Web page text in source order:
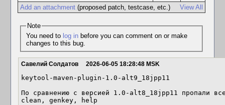
View All
Add an attachment(proposed patch, testcase, etc.)
Note
You need to log inbefore you can comment on or make
changes to this bug.
Савелий Солдатов 2026-06-05 18:28:48 MSK
keytool-maven-plugin-1.0-alt9_18jpp11
По сравнению с версией 1.0-alt8_18jpp11 пропали
clean, genkey, help